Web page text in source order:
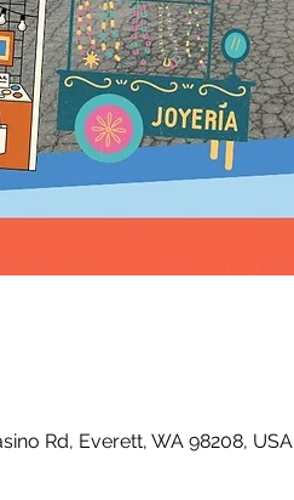
Rd, Everett, WA 98208, USA